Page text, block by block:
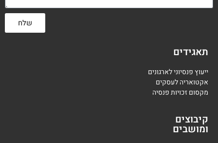
שלח
תאגידים
ייעוץ פנסיוני לארגונים
אקטואריה לעסקים
מקסום זכויות פנסיה
קיבוצים
ומושבים